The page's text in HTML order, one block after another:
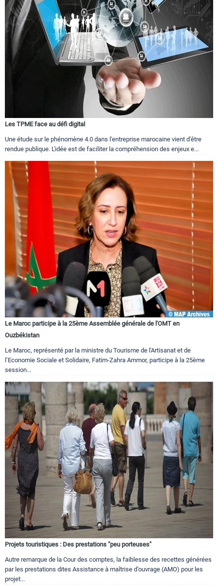
Les TPME face au défi digital
Une étude sur le phénomène 4.0 dans l'entreprise marocaine vient d'être
rendue publique. L'idée est de faciliter la compréhension des enjeux e...
Le Maroc participe à la 25ème Assemblée générale de l'OMT en
Ouzbékistan
Le Maroc, représenté par la ministre du Tourisme de l'Artisanat et de
l’Economie Sociale et Solidaire, Fatim-Zahra Ammor, participe à la 25ème
session...
Projets touristiques : Des prestations "peu porteuses"
Autre remarque de la Cour des comptes, la faiblesse des recettes générées
par les prestations dites Assistance à maîtrise d’ouvrage (AMO) pour les
projet...